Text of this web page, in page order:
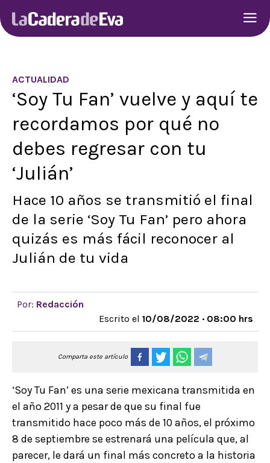
ACTUALIDAD
‘Soy Tu Fan’ vuelve y aquí te
recordamos por qué no
debes regresar con tu
‘Julián’
Hace 10 años se transmitió el final
de la serie ‘Soy Tu Fan’ pero ahora
quizás es más fácil reconocer al
Julián de tu vida
Por: Redacción
Escrito el 10/08/2022 · 08:00 hrs
Comparta este artículo
‘Soy Tu Fan’ es una serie mexicana transmitida en
el año 2011 y a pesar de que su final fue
transmitido hace poco más de 10 años, el próximo
8 de septiembre se estrenará una película que, al
parecer, le dará un final más concreto a la historia